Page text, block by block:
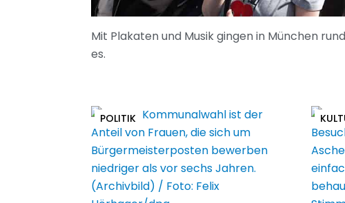
Mit Plakaten und Musik gingen in München
es.
POLITIK